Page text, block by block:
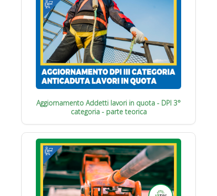
Aggiornamento Addetti lavori in quota - DPI 3°
categoria - parte teorica